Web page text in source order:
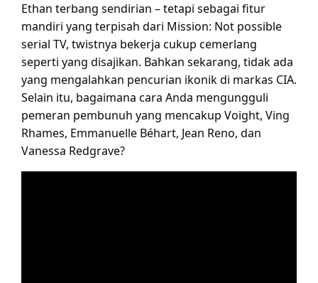
Ethan terbang sendirian – tetapi sebagai fitur
mandiri yang terpisah dari Mission: Not possible
serial TV, twistnya bekerja cukup cemerlang
seperti yang disajikan. Bahkan sekarang, tidak ada
yang mengalahkan pencurian ikonik di markas CIA.
Selain itu, bagaimana cara Anda mengungguli
pemeran pembunuh yang mencakup Voight, Ving
Rhames, Emmanuelle Béhart, Jean Reno, dan
Vanessa Redgrave?